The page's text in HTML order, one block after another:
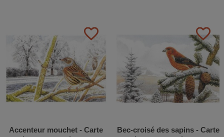
favorite_border
Accenteur mouchet - Carte
favorite_border
Bec-croisé des sapins - Carte